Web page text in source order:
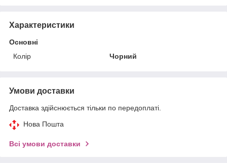
Характеристики
Основні
Колір
Чорний
Умови доставки
Доставка здійснюється тільки по передоплаті.
Нова Пошта
Всі умови доставки